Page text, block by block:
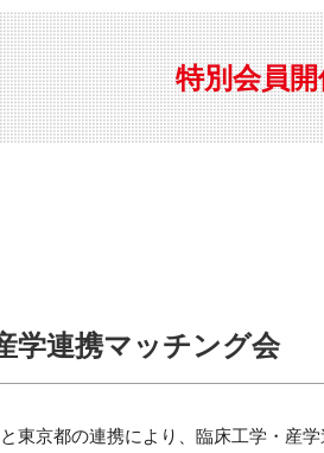
閉
特別会員開催
出展・参加
What's "UNIKORN"？
ベンチャーインタビュ
サポーターコラム
プレスリリース
海外関連
Why in Nihonbashi
サポーター紹介
パンフレット
特別会員について
オフィス・ラボ
特別会員
学連携マッチング会
東京都の連携により、臨床工学・産